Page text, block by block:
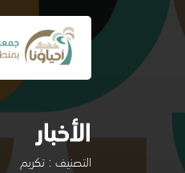
الأخبار
التصنيف : تكريم